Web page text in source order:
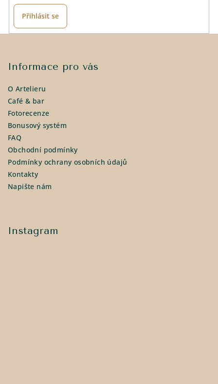
Přihlásit se
Informace pro vás
O Artelieru
Café & bar
Fotorecenze
Bonusový systém
FAQ
Obchodní podmínky
Podmínky ochrany osobních údajů
Kontakty
Napište nám
Instagram